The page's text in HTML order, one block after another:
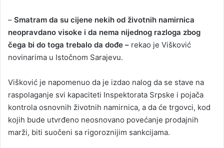
– Smatram da su cijene nekih od životnih namirnica
neopravdano visoke i da nema nijednog razloga zbog
čega bi do toga trebalo da dođe – rekao je Višković
novinarima u Istočnom Sarajevu.
Višković je napomenuo da je izdao nalog da se stave na
raspolaganje svi kapaciteti Inspektorata Srpske i pojača
kontrola osnovnih životnih namirnica, a da će trgovci, kod
kojih bude utvrđeno neosnovano povećanje prodajnih
marži, biti suočeni sa rigoroznijim sankcijama.